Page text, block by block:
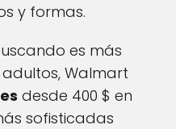
y formas.
es más
Walmart
desde 400 $ en
sofisticadas